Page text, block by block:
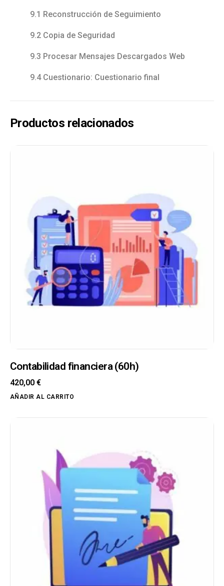
9.1 Reconstrucción de Seguimiento
9.2 Copia de Seguridad
9.3 Procesar Mensajes Descargados Web
9.4 Cuestionario: Cuestionario final
Productos relacionados
Contabilidad financiera (60h)
420,00 €
AÑADIR AL CARRITO